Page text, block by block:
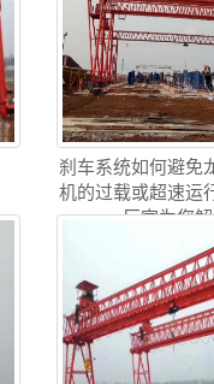
刹车系统如何避免
机的过载或超速运
厂家为您